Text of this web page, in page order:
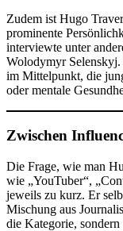
Zudem ist Hugo
prominente
interviewte unter
Wolodymyr Selenskyj.
im Mittelpunkt, die
oder mentale
Zwischen
Die Frage, wie man
wie „YouTuber“,
jeweils zu kurz. Er
Mischung aus
die Kategorie,